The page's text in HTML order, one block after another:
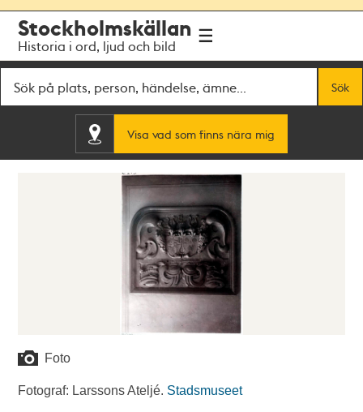
navigationen
huvudinnehållet
Stockholmskällan
Historia i ord, ljud och bild
Sök
Visa vad som finns nära mig
Foto
Fotograf: Larssons Ateljé. Stadsmuseet